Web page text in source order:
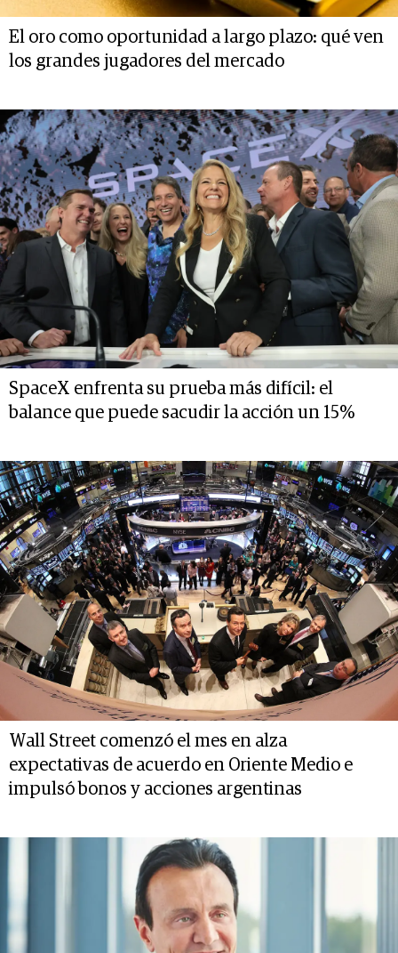
El oro como oportunidad a largo plazo: qué ven
los grandes jugadores del mercado
SpaceX enfrenta su prueba más difícil: el
balance que puede sacudir la acción un 15%
Wall Street comenzó el mes en alza
expectativas de acuerdo en Oriente Medio e
impulsó bonos y acciones argentinas